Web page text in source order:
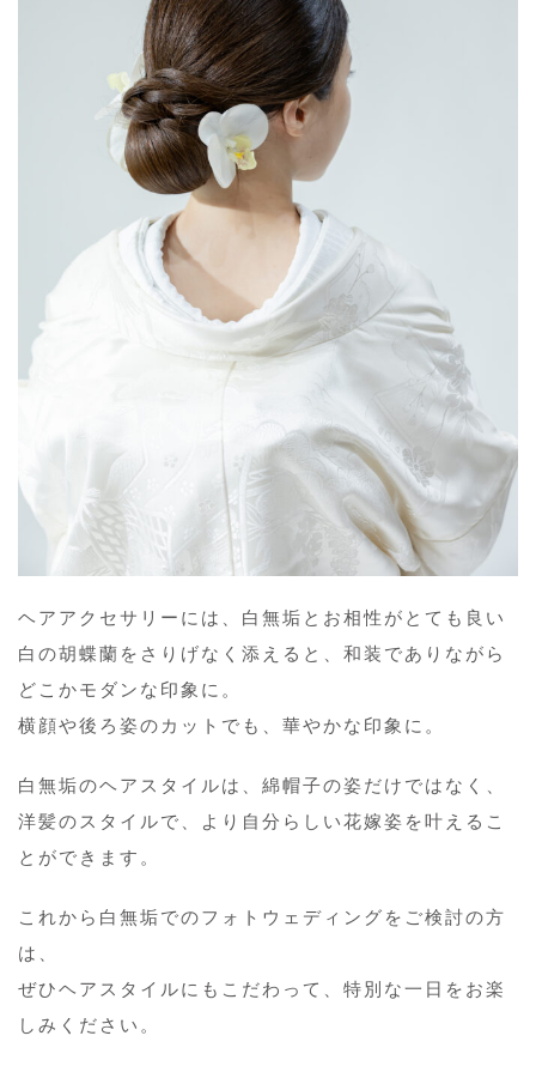
ヘアアクセサリーには、白無垢とお相性がとても良い
白の胡蝶蘭をさりげなく添えると、和装でありながら
どこかモダンな印象に。
横顔や後ろ姿のカットでも、華やかな印象に。
白無垢のヘアスタイルは、綿帽子の姿だけではなく、
洋髪のスタイルで、より自分らしい花嫁姿を叶えるこ
とができます。
これから白無垢でのフォトウェディングをご検討の方
は、
ぜひヘアスタイルにもこだわって、特別な一日をお楽
しみください。